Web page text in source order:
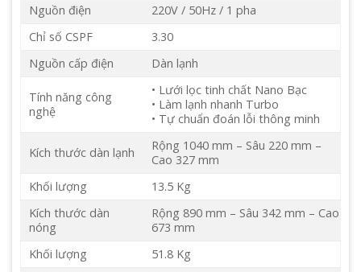
Nguồn điện
220V / 50Hz / 1 pha
Chỉ số CSPF
3.30
Nguồn cấp điện
Dàn lạnh
Tính năng công
nghệ
• Lưới lọc tinh chất Nano Bạc
• Làm lạnh nhanh Turbo
• Tự chuẩn đoán lỗi thông minh
Kích thước dàn lạnh
Rộng 1040 mm – Sâu 220 mm –
Cao 327 mm
Khối lượng
13.5 Kg
Kích thước dàn
nóng
Rộng 890 mm – Sâu 342 mm – Cao
673 mm
Khối lượng
51.8 Kg